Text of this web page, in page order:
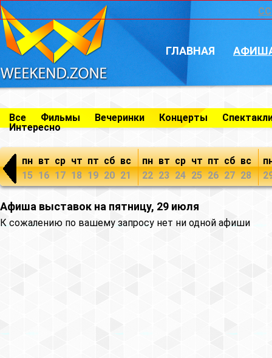
ГЛАВНАЯ
Все Фильмы Вечеринки Концерты
Интересно
пн
15
вт
16
ср
17
чт
18
пт
19
сб
20
вс
21
пн
22
вт
23
ср
24
чт
25
пт
26
сб
27
вс
28
Афиша выставок на пятницу, 29 июля
К сожалению по вашему запросу нет ни одной афиши